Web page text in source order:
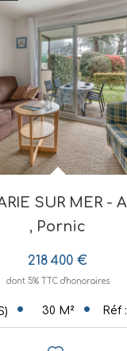
, Pornic
218 400 €
dont 5% TTC d'honoraires
30 M² Réf :